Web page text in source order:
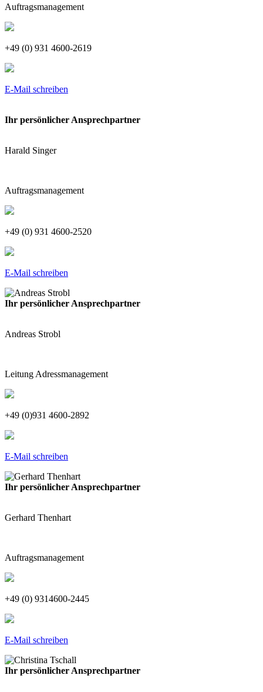
Auftragsmanagement
+49 (0) 931 4600-2619
E-Mail schreiben
Ihr persönlicher Ansprechpartner
Harald Singer
Auftragsmanagement
+49 (0) 931 4600-2520
E-Mail schreiben
Ihr persönlicher Ansprechpartner
Andreas Strobl
Leitung Adressmanagement
+49 (0)931 4600-2892
E-Mail schreiben
Ihr persönlicher Ansprechpartner
Gerhard Thenhart
Auftragsmanagement
+49 (0) 9314600-2445
E-Mail schreiben
Ihr persönlicher Ansprechpartner